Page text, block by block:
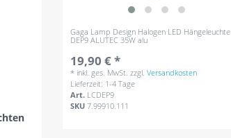
Gaga Lamp Design Halogen LED Hängeleuchte
DEP9 ALUTEC 35W alu
19,90 € *
* inkl. ges. MwSt. zzgl.Versandkosten
Lieferzeit: 1-4 Tage
Art. LCDEP9
SKU7.99910.111